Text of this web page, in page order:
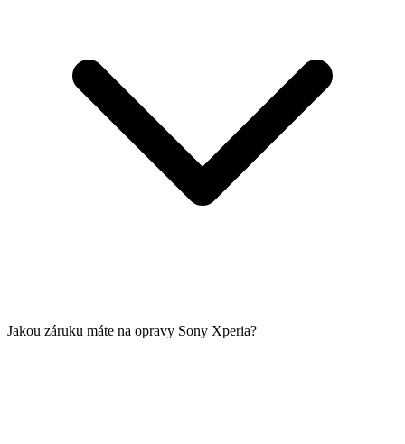
Jakou záruku máte na opravy Sony Xperia?